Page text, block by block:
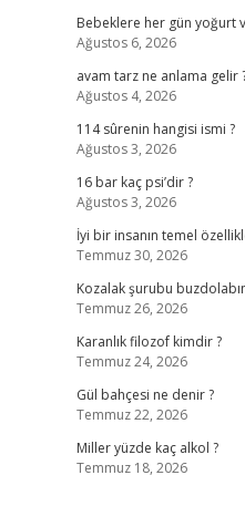
Bebeklere her gün yoğurt
Ağustos 6, 2026
avam tarz ne anlama gelir
Ağustos 4, 2026
114 sûrenin hangisi ismi ?
Ağustos 3, 2026
16 bar kaç psi’dir ?
Ağustos 3, 2026
İyi bir insanın temel
Temmuz 30, 2026
Kozalak şurubu
Temmuz 26, 2026
Karanlık filozof kimdir ?
Temmuz 24, 2026
Gül bahçesi ne denir ?
Temmuz 22, 2026
Miller yüzde kaç alkol ?
Temmuz 18, 2026